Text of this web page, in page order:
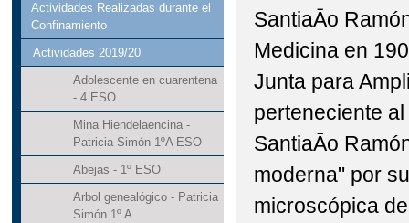
Actividades Realizadas durante el
Confinamiento
Actividades 2019/20
Adolescente en cuarentena
- 4 ESO
Mina Hiendelaencina -
Patricia Simón 1ºA ESO
Abejas - 1º ESO
Arbol genealógico - Patricia
Simón 1º A
SantiaĀo
Medicina en
Junta para
perteneciente
SantiaĀo
moderna" por
microscópica